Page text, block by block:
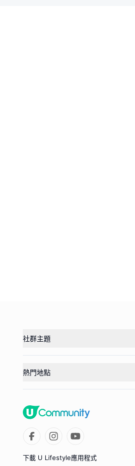
社群主題
熱門地點
下載 U Lifestyle應用程式